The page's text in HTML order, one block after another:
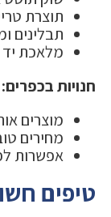
תוצרת
תבלינים
מלאכת
חנויות בכפרים:
מוצרים
מחירים
אפשרות
טיפים